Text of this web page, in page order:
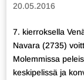
20.05.2016
7. kierroksella
Navara (2735)
Molemmissa
keskipelissä ja